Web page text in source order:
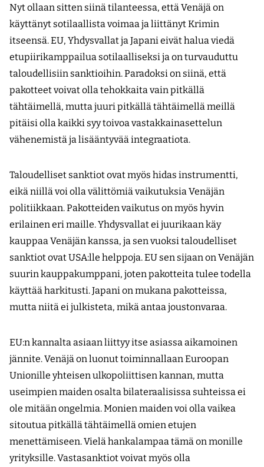
Nyt ollaan sitten siinä tilanteessa, että Venäjä on
käyttänyt sotilaallista voimaa ja liittänyt Krimin
itseensä. EU, Yhdysvallat ja Japani eivät halua viedä
etupiirikamppailua sotilaalliseksi ja on turvauduttu
taloudellisiin sanktioihin. Paradoksi on siinä, että
pakotteet voivat olla tehokkaita vain pitkällä
tähtäimellä, mutta juuri pitkällä tähtäimellä meillä
pitäisi olla kaikki syy toivoa vastakkainasettelun
vähenemistä ja lisääntyvää integraatiota.
Taloudelliset sanktiot ovat myös hidas instrumentti,
eikä niillä voi olla välittömiä vaikutuksia Venäjän
politiikkaan. Pakotteiden vaikutus on myös hyvin
erilainen eri maille. Yhdysvallat ei juurikaan käy
kauppaa Venäjän kanssa, ja sen vuoksi taloudelliset
sanktiot ovat USA:lle helppoja. EU sen sijaan on Venäjän
suurin kauppakumppani, joten pakotteita tulee todella
käyttää harkitusti. Japani on mukana pakotteissa,
mutta niitä ei julkisteta, mikä antaa joustonvaraa.
EU:n kannalta asiaan liittyy itse asiassa aikamoinen
jännite. Venäjä on luonut toiminnallaan Euroopan
Unionille yhteisen ulkopoliittisen kannan, mutta
useimpien maiden osalta bilateraalisissa suhteissa ei
ole mitään ongelmia. Monien maiden voi olla vaikea
sitoutua pitkällä tähtäimellä omien etujen
menettämiseen. Vielä hankalampaa tämä on monille
yrityksille. Vastasanktiot voivat myös olla